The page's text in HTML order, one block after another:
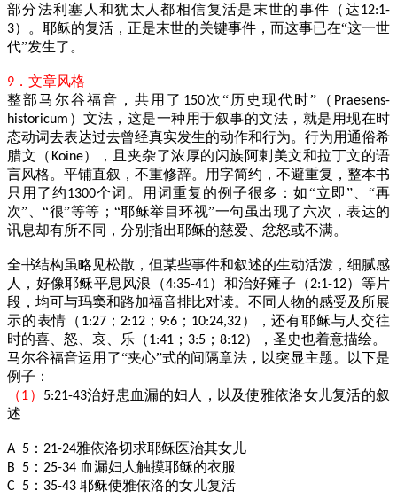
部分法利塞人和犹太人都相信复活是末世的事件（达12:1-
3）。耶稣的复活，正是末世的关键事件，而这事已在“这一世
代”发生了。
9 ．文章风格
整部马尔谷福音，共用了 150次“历史现代时”（ Praesens-
historicum ）文法，这是一种用于叙事的文法，就是用现在时
态动词去表达过去曾经真实发生的动作和行为。行为用通俗希
腊文（ Koine），且夹杂了浓厚的闪族阿剌美文和拉丁文的语
言风格。平铺直叙，不重修辞。用字简约，不避重复，整本书
只用了约1300个词。用词重复的例子很多：如“立即”、“再
次”、“很”等等；“耶稣举目环视”一句虽出现了六次，表达的
讯息却有所不同，分别指出耶稣的慈爱、忿怒或不满。
全书结构虽略见松散，但某些事件和叙述的生动活泼，细腻感
人，好像耶稣平息风浪（4:35-41）和治好瘫子（2:1-12）等片
段，均可与玛窦和路加福音排比对读。不同人物的感受及所展
示的表情（ 1:27 ； 2:12 ； 9:6 ； 10:24,32），还有耶稣与人交往
时的喜、怒、哀、乐（1:41 ； 3:5 ； 8:12），圣史也着意描绘。
马尔谷福音运用了“夹心”式的间隔章法，以突显主题。以下是
例子：
（1） 5:21-43治好患血漏的妇人，以及使雅依洛女儿复活的叙
述
A 5 ： 21-24雅依洛切求耶稣医治其女儿
B 5 ： 25-34 血漏妇人触摸耶稣的衣服
C 5 ： 35-43 耶稣使雅依洛的女儿复活